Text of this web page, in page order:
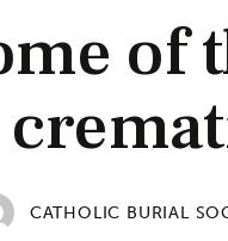
of
CATHOLIC BURIAL